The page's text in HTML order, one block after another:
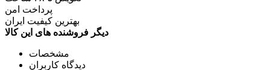
پرداخت امن
بهترین کیفیت ایران
دیگر فروشنده های این کالا
مشخصات
دیدگاه کاربران